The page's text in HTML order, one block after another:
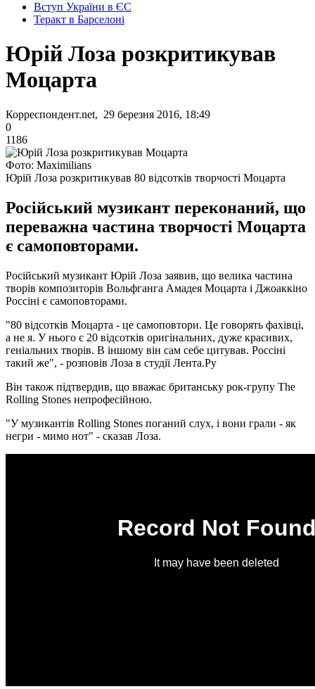
Вступ України в ЄС
Теракт в Барселоні
Юрій Лоза розкритикував
Моцарта
Корреспондент.net, 29 березня 2016, 18:49
0
1186
Фото: Maximilians
Юрій Лоза розкритикував 80 відсотків творчості Моцарта
Російський музикант переконаний, що
переважна частина творчості Моцарта
є самоповторами.
Російський музикант Юрій Лоза заявив, що велика частина
творів композиторів Вольфганга Амадея Моцарта і Джоаккіно
Россіні є самоповторами.
"80 відсотків Моцарта - це самоповтори. Це говорять фахівці,
а не я. У нього є 20 відсотків оригінальних, дуже красивих,
геніальних творів. В іншому він сам себе цитував. Россіні
такий же", - розповів Лоза в студії Лента.Ру
Він також підтвердив, що вважає британську рок-групу The
Rolling Stones непрофесійною.
"У музикантів Rolling Stones поганий слух, і вони грали - як
негри - мимо нот" - сказав Лоза.